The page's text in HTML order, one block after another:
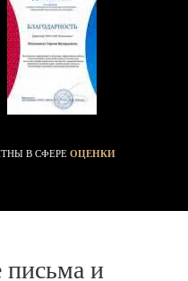
В СФЕРЕ ОЦЕНКИ
письма и